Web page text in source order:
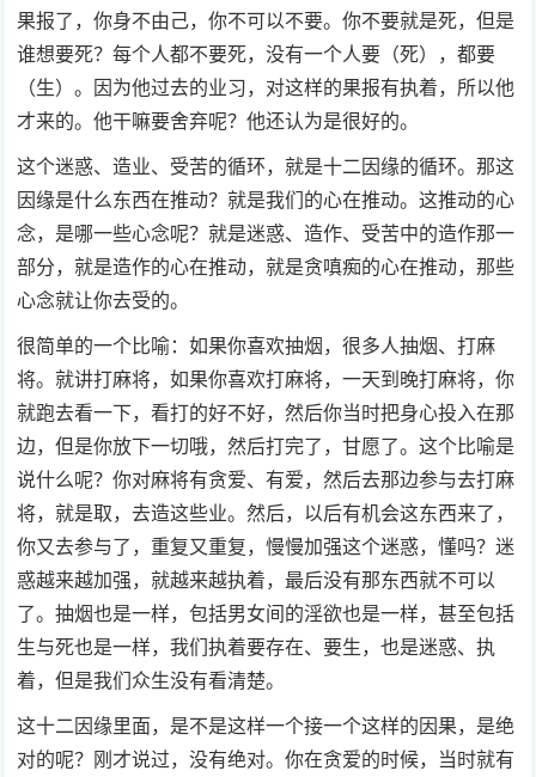
果报了，你身不由己，你不可以不要。你不要就是死，但是
谁想要死？每个人都不要死，没有一个人要（死），都要
（生）。因为他过去的业习，对这样的果报有执着，所以他
才来的。他干嘛要舍弃呢？他还认为是很好的。
这个迷惑、造业、受苦的循环，就是十二因缘的循环。那这
因缘是什么东西在推动？就是我们的心在推动。这推动的心
念，是哪一些心念呢？就是迷惑、造作、受苦中的造作那一
部分，就是造作的心在推动，就是贪嗔痴的心在推动，那些
心念就让你去受的。
很简单的一个比喻：如果你喜欢抽烟，很多人抽烟、打麻
将。就讲打麻将，如果你喜欢打麻将，一天到晚打麻将，你
就跑去看一下，看打的好不好，然后你当时把身心投入在那
边，但是你放下一切哦，然后打完了，甘愿了。这个比喻是
说什么呢？你对麻将有贪爱、有爱，然后去那边参与去打麻
将，就是取，去造这些业。然后，以后有机会这东西来了，
你又去参与了，重复又重复，慢慢加强这个迷惑，懂吗？迷
惑越来越加强，就越来越执着，最后没有那东西就不可以
了。抽烟也是一样，包括男女间的淫欲也是一样，甚至包括
生与死也是一样，我们执着要存在、要生，也是迷惑、执
着，但是我们众生没有看清楚。
这十二因缘里面，是不是这样一个接一个这样的因果，是绝
对的呢？刚才说过，没有绝对。你在贪爱的时候，当时就有